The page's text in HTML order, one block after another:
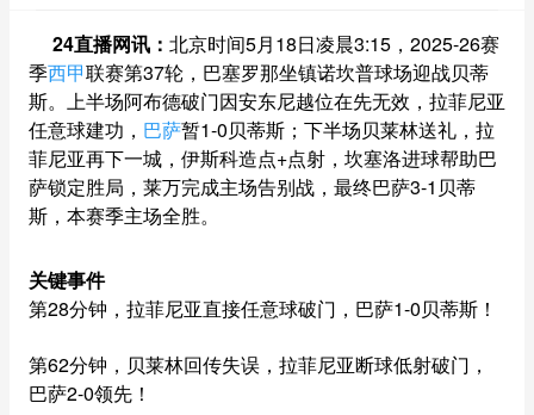
24直播网讯： 北京时间5月18日凌晨3:15，2025-26赛
季西甲联赛第37轮，巴塞罗那坐镇诺坎普球场迎战贝蒂
斯。上半场阿布德破门因安东尼越位在先无效，拉菲尼亚
任意球建功， 巴萨暂1-0贝蒂斯；下半场贝莱林送礼，拉
菲尼亚再下一城，伊斯科造点+点射，坎塞洛进球帮助巴
萨锁定胜局，莱万完成主场告别战，最终巴萨3-1贝蒂
斯，本赛季主场全胜。
关键事件
第28分钟，拉菲尼亚直接任意球破门，巴萨1-0贝蒂斯！
第62分钟，贝莱林回传失误，拉菲尼亚断球低射破门，
巴萨2-0领先！